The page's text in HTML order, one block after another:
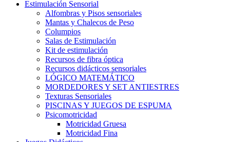
Estimulación Sensorial
Alfombras y Pisos sensoriales
Mantas y Chalecos de Peso
Columpios
Salas de Estimulación
Kit de estimulación
Recursos de fibra óptica
Recursos didácticos sensoriales
LÓGICO MATEMÁTICO
MORDEDORES Y SET ANTIESTRES
Texturas Sensoriales
PISCINAS Y JUEGOS DE ESPUMA
Psicomotricidad
Motricidad Gruesa
Motricidad Fina